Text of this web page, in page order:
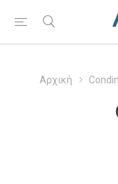
Αρχική